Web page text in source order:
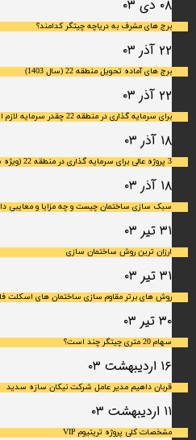
۰۸ دی ۰۳
برج های مشرف به دریاچه چیتگر کدامند؟
۲۲ آذر ۰۳
برج های آماده تحویل منطقه 22 (سال 1403)
۲۲ آذر ۰۳
برای سرمایه‌ گذاری در منطقه 22 چقدر سرمایه لازم است؟
۱۸ آذر ۰۳
3 پروژه عالی برای سرمایه گذاری در منطقه 22 (ویژه سال 1403)
۱۸ آذر ۰۳
سبک سازی ساختمان چیست و چه مزایا و معایبی
۳۱ تیر ۰۳
ارزان ترین روش ساختمان سازی
۳۱ تیر ۰۳
روش های برتر مقاوم سازی ساختمان های اسکلت
۳۰ تیر ۰۳
سهام 20 متری چیتگر چند است؟
۱۶ اردیبهشت ۰۳
قربان داهیم مدیر عامل شرکت نیکان سازه سدید
۱۱ اردیبهشت ۰۳
مشخصات کلی پروژه تریتیوم VIP